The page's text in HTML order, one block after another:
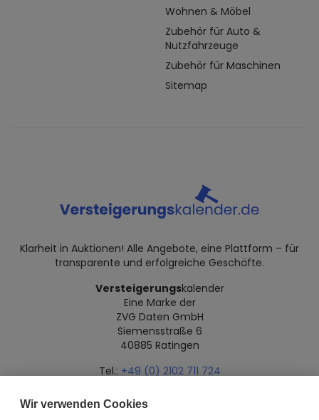
Wohnen & Möbel
Zubehör für Auto &
Nutzfahrzeuge
Zubehör für Maschinen
Sitemap
Klarheit in Auktionen! Alle Angebote, eine Plattform – für
transparente und erfolgreiche Geschäfte.
Versteigerungskalender
Eine Marke der
ZVG Daten GmbH
Siemensstraße 6
40885 Ratingen
Tel.: +49 (0) 2102 711 724
Wir verwenden Cookies